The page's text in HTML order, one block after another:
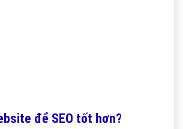
để SEO tốt hơn?